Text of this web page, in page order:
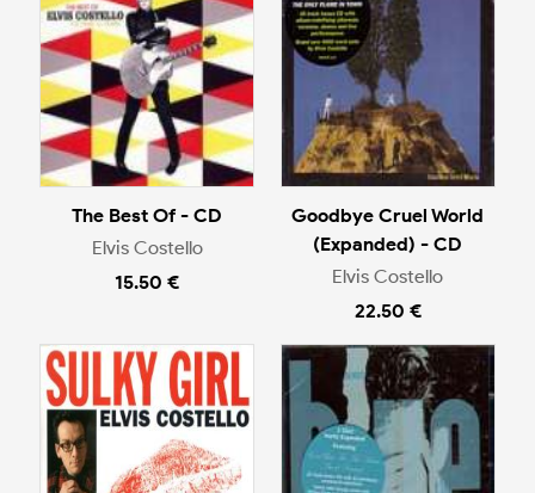
The Best Of - CD
Elvis Costello
15.50 €
Goodbye Cruel World
(Expanded) - CD
Elvis Costello
22.50 €